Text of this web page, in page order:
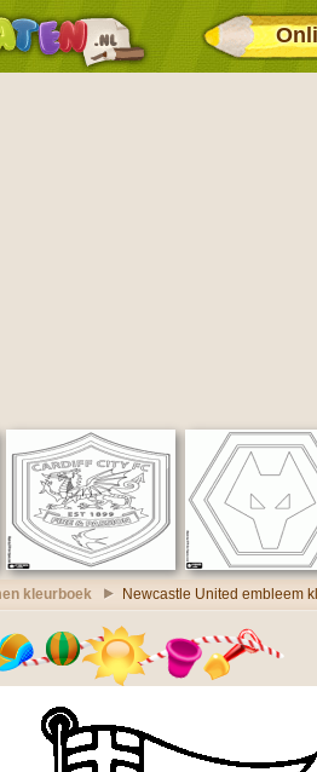
kleurboek Newcastle United embleem